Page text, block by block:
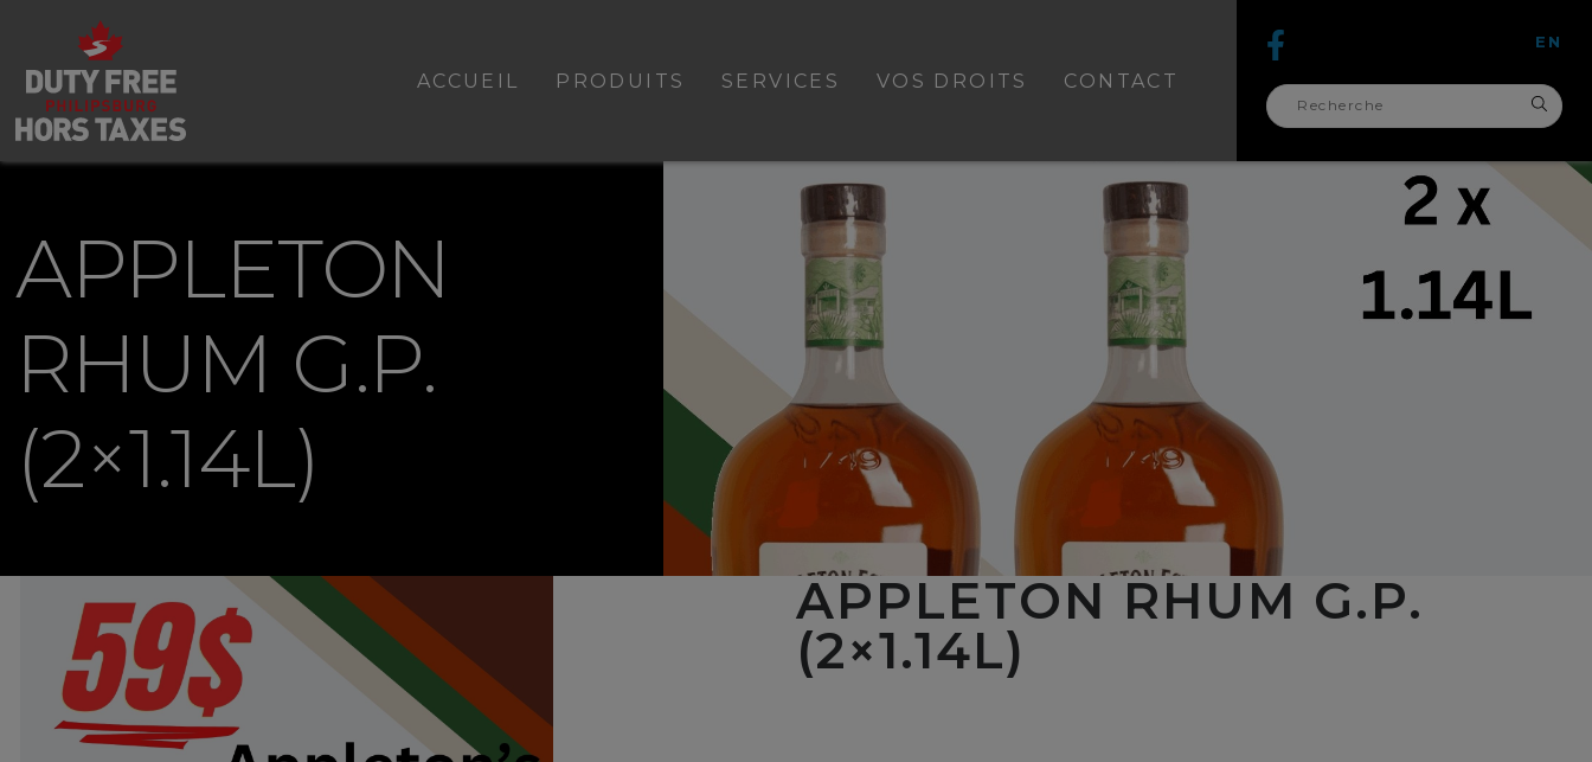
ACCUEIL PRODUITS SERVICES VOS DROITS CONTACT
EN
recherche
pour :
APPLETON
RHUM G.P.
(2×1.14L)
APPLETON RHUM G.P.
(2×1.14L)